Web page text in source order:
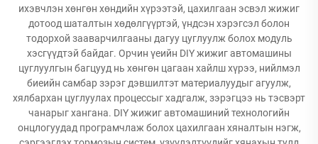
ихэвчлэн хөнгөн хөндийн хүрээтэй, цахилгаан эсвэл жижиг
дотоод шаталтын хөдөлгүүртэй, үндсэн хэрэгсэл болон
тодорхой зааварчилгааны дагуу цуглуулж болох модуль
хэсгүүдтэй байдаг. Орчин үеийн DIY жижиг автомашины
цуглуулгын багцууд нь хөнгөн цагаан хайлш хүрээ, нийлмэл
биеийн самбар зэрэг дэвшилтэт материалуудыг агуулж,
хялбархан цуглуулах процессыг хадгалж, зэрэгцээ нь тэсвэрт
чанарыг хангана. DIY жижиг автомашиний технологийн
онцлогуудад програмчлаж болох цахилгаан хяналтын нэгж,